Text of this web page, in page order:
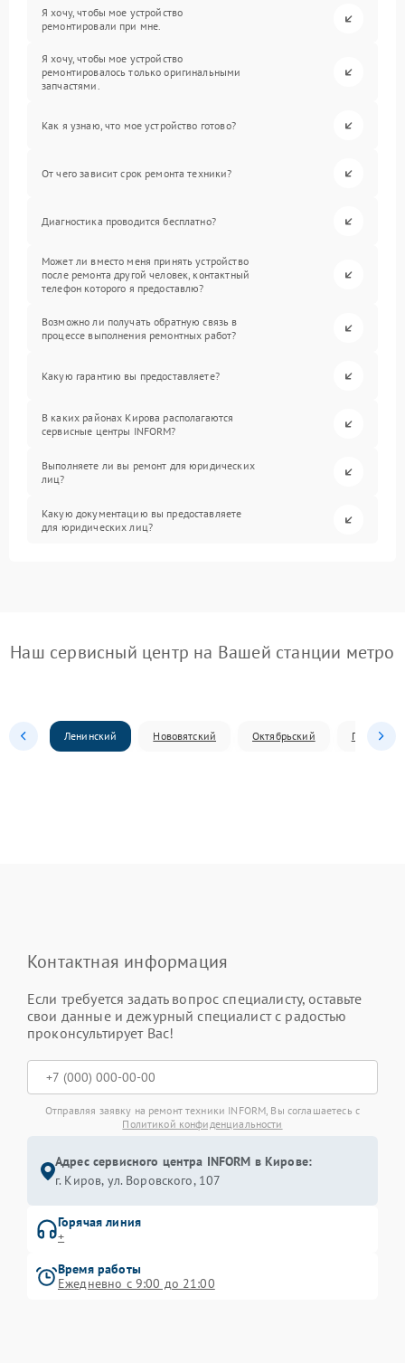
Я хочу, чтобы мое устройство
ремонтировали при мне.
Я хочу, чтобы мое устройство
ремонтировалось только оригинальными
запчастями.
Как я узнаю, что мое устройство готово?
От чего зависит срок ремонта техники?
Диагностика проводится бесплатно?
Может ли вместо меня принять устройство
после ремонта другой человек, контактный
телефон которого я предоставлю?
Возможно ли получать обратную связь в
процессе выполнения ремонтных работ?
Какую гарантию вы предоставляете?
В каких районах Кирова располагаются
сервисные центры INFORM?
Выполняете ли вы ремонт для юридических
лиц?
Какую документацию вы предоставляете
для юридических лиц?
Наш сервисный центр на Вашей станции метро
Ленинский Нововятский Октябрьский
Контактная информация
Если требуется задать вопрос специалисту, оставьте
свои данные и дежурный специалист с радостью
проконсультирует Вас!
Отправляя заявку на ремонт техники INFORM, Вы соглашаетесь с
Политикой конфиденциальности
Адрес сервисного центра INFORM в Кирове:
г. Киров, ул. Воровского, 107
Горячая линия
+
Время работы
Ежедневно с 9:00 до 21:00